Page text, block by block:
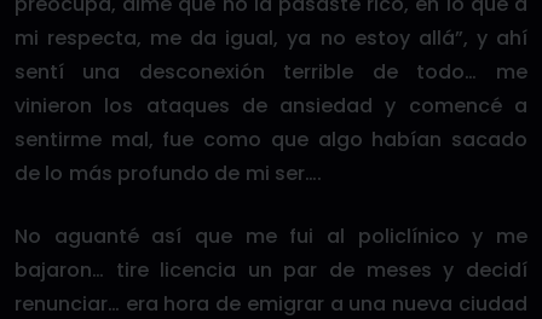
mi respecta, me da igual, ya no estoy allá”, y ahí
sentí una desconexión terrible de todo… me
vinieron los ataques de ansiedad y comencé a
sentirme mal, fue como que algo habían sacado
de lo más profundo de mi ser….
No aguanté así que me fui al policlínico y me
bajaron… tire licencia un par de meses y decidí
renunciar… era hora de emigrar a una nueva ciudad